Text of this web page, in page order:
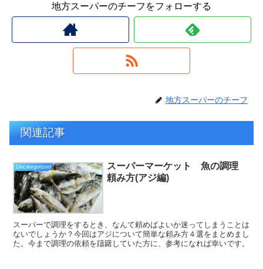
地方スーパーのチーフをフォローする
地方スーパーのチーフ
関連記事
Uncategorized
スーパーマーケット 魚の調理
頼み方(アジ編)
スーパーで調理をするとき、なんて頼めばよいか迷ってしまうことは
ないでしょうか？今回はアジについて簡単な頼み方４選をまとめまし
た。今まで調理の依頼を躊躇していた方に、参考になれば幸いです。